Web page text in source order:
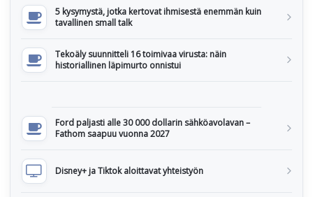
5 kysymystä, jotka kertovat ihmisestä enemmän kuin
tavallinen small talk
Tekoäly suunnitteli 16 toimivaa virusta: näin
historiallinen läpimurto onnistui
Ford paljasti alle 30 000 dollarin sähköavolavan –
Fathom saapuu vuonna 2027
Disney+ ja Tiktok aloittavat yhteistyön